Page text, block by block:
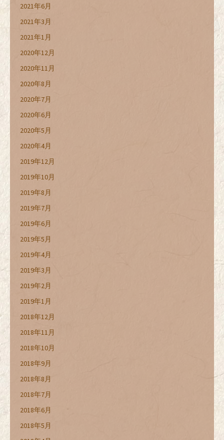
2021年6月
2021年3月
2021年1月
2020年12月
2020年11月
2020年8月
2020年7月
2020年6月
2020年5月
2020年4月
2019年12月
2019年10月
2019年8月
2019年7月
2019年6月
2019年5月
2019年4月
2019年3月
2019年2月
2019年1月
2018年12月
2018年11月
2018年10月
2018年9月
2018年8月
2018年7月
2018年6月
2018年5月